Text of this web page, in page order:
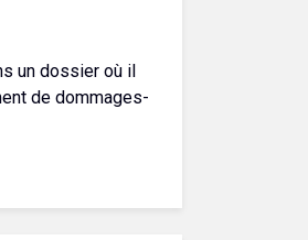
un dossier où il
de dommages-